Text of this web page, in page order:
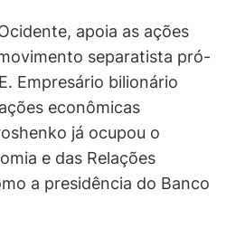
apoia as ações
separatista pró-
Empresário bilionário
econômicas
já ocupou o
e das Relações
a presidência do Banco